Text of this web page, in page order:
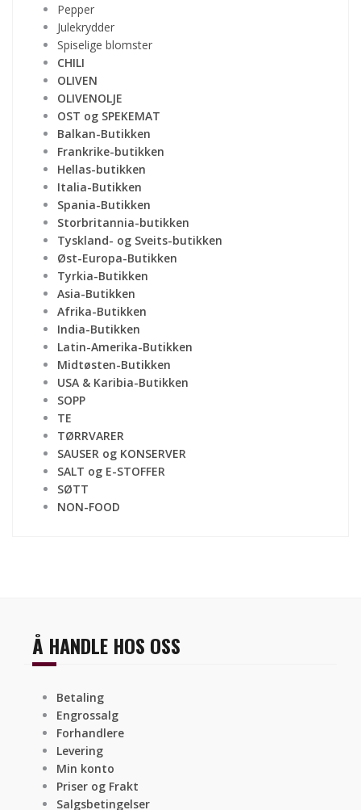
Pepper
Julekrydder
Spiselige blomster
CHILI
OLIVEN
OLIVENOLJE
OST og SPEKEMAT
Balkan-Butikken
Frankrike-butikken
Hellas-butikken
Italia-Butikken
Spania-Butikken
Storbritannia-butikken
Tyskland- og Sveits-butikken
Øst-Europa-Butikken
Tyrkia-Butikken
Asia-Butikken
Afrika-Butikken
India-Butikken
Latin-Amerika-Butikken
Midtøsten-Butikken
USA & Karibia-Butikken
SOPP
TE
TØRRVARER
SAUSER og KONSERVER
SALT og E-STOFFER
SØTT
NON-FOOD
Å HANDLE HOS OSS
Betaling
Engrossalg
Forhandlere
Levering
Min konto
Priser og Frakt
Salgsbetingelser